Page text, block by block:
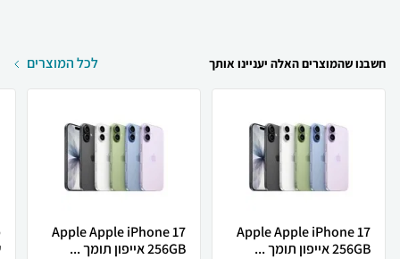
חשבנו שהמוצרים האלה יעניינו אותך לכל המוצרים
Apple Apple iPhone 17
256GB אייפון תומך ...
Apple Apple iPhone 17
256GB אייפון תומך ...